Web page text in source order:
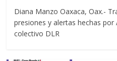
Diana Manzo Oaxaca, Oax.-
presiones y alertas hechas
colectivo DLR